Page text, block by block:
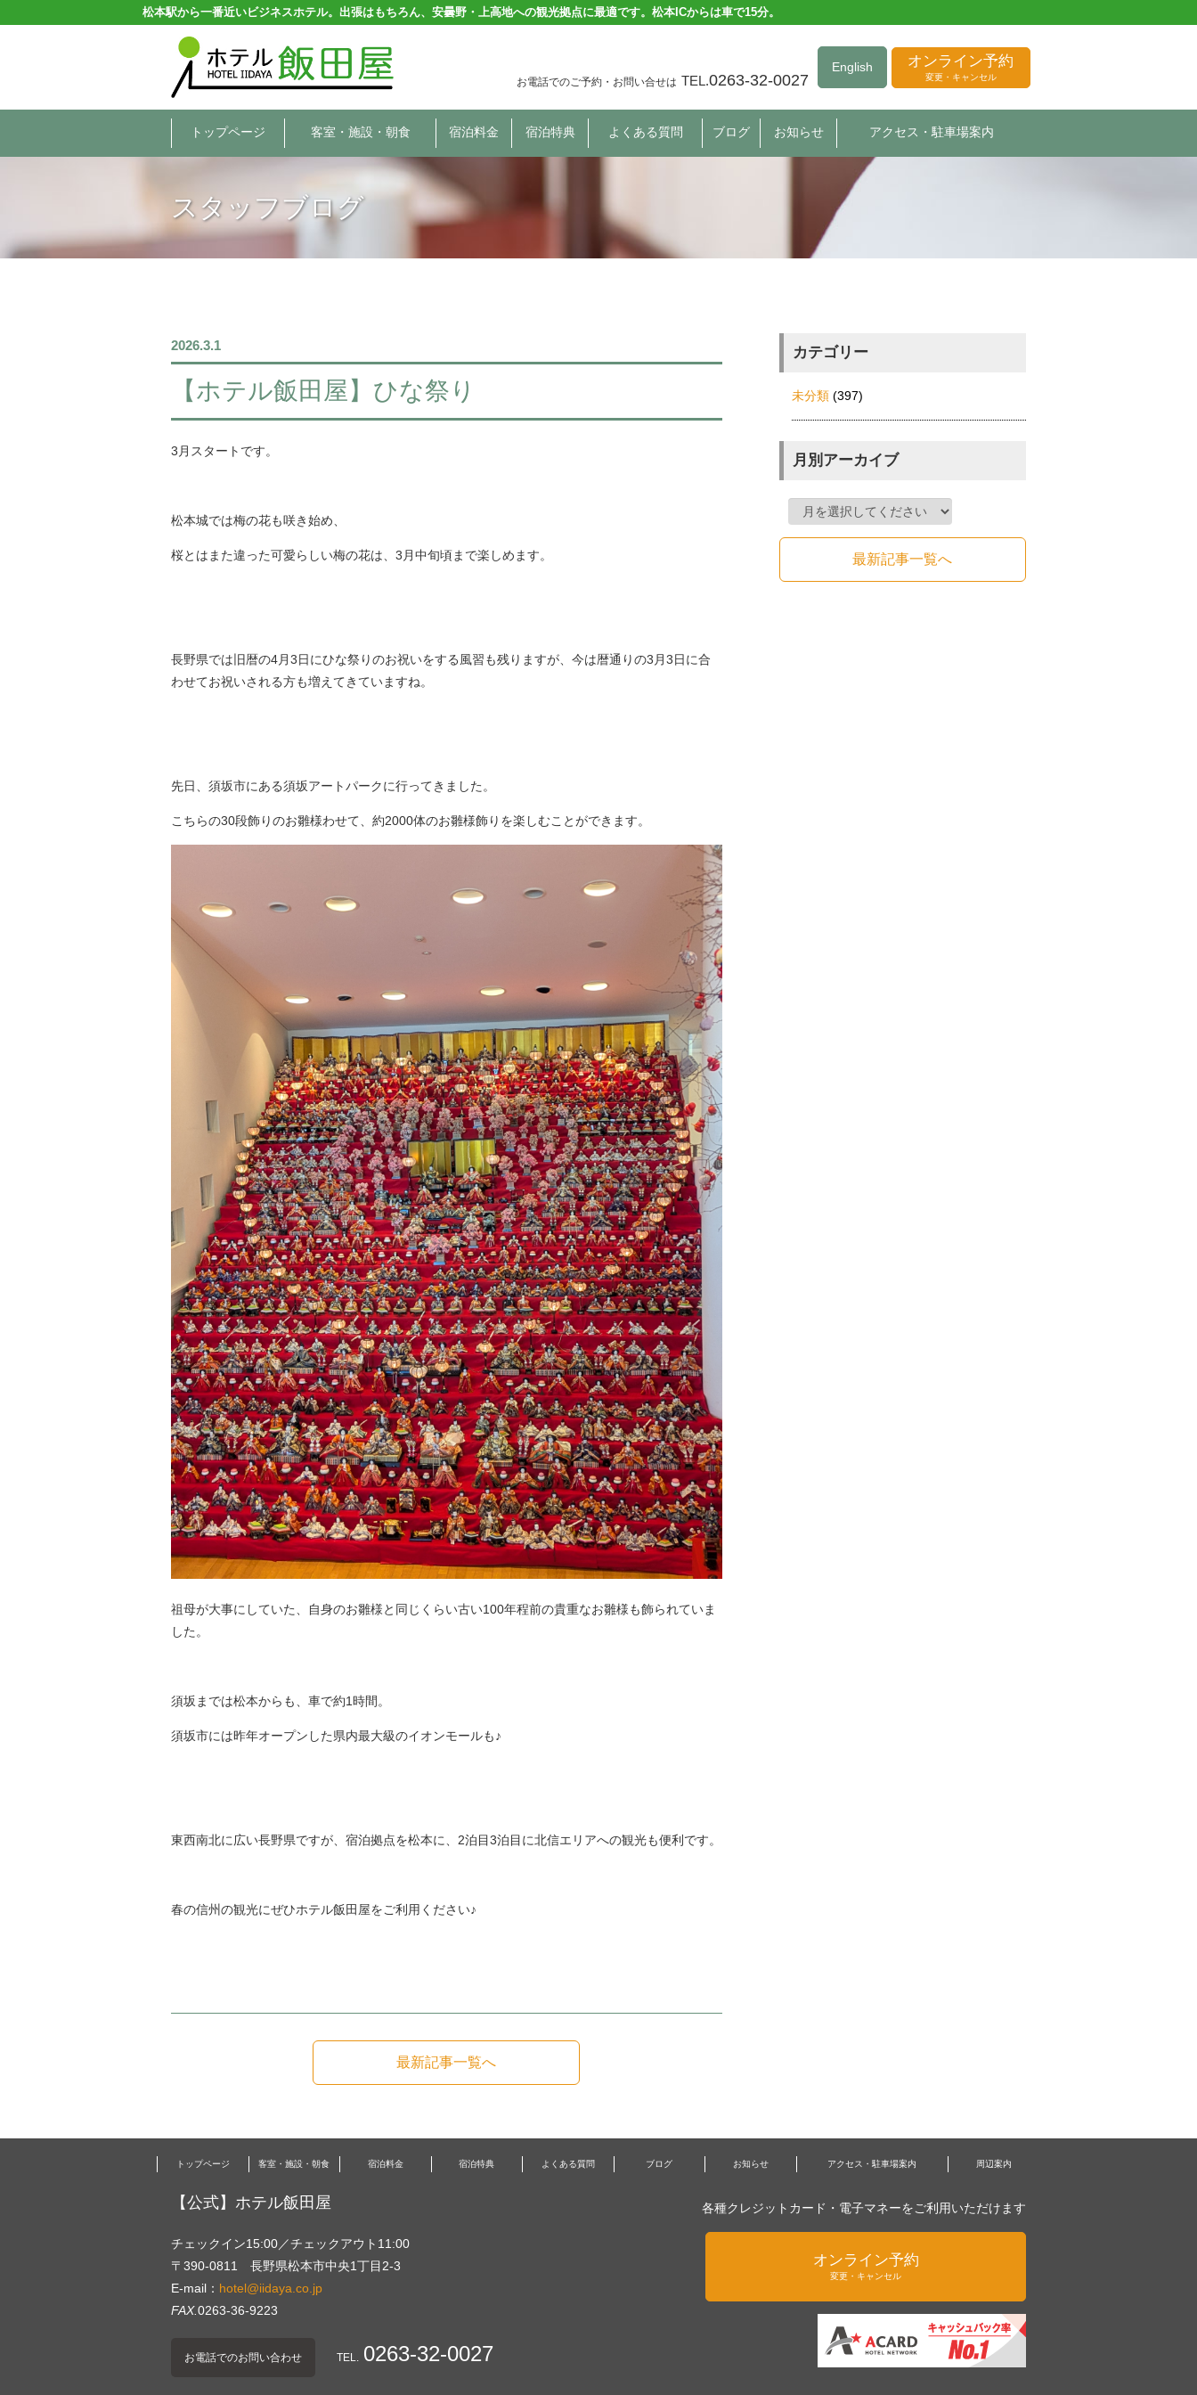
松本駅から一番近いビジネスホテル。出張はもちろん、安曇野・上高地への観光拠点に最適です。松本ICからは車で15分。
お電話でのご予約・お問い合せは TEL.0263-32-0027
English オンライン予約
変更・キャンセル
トップページ 客室・施設・朝食 宿泊料金 宿泊特典 よくある質問 ブログ お知らせ アクセス・駐車場案内
スタッフブログ
2026.3.1
【ホテル飯田屋】ひな祭り
3月スタートです。
松本城では梅の花も咲き始め、
桜とはまた違った可愛らしい梅の花は、3月中旬頃まで楽しめます。
長野県では旧暦の4月3日にひな祭りのお祝いをする風習も残りますが、今は暦通りの3月3日に合
わせてお祝いされる方も増えてきていますね。
先日、須坂市にある須坂アートパークに行ってきました。
こちらの30段飾りのお雛様わせて、約2000体のお雛様飾りを楽しむことができます。
祖母が大事にしていた、自身のお雛様と同じくらい古い100年程前の貴重なお雛様も飾られていま
した。
須坂までは松本からも、車で約1時間。
須坂市には昨年オープンした県内最大級のイオンモールも♪
東西南北に広い長野県ですが、宿泊拠点を松本に、2泊目3泊目に北信エリアへの観光も便利です。
春の信州の観光にぜひホテル飯田屋をご利用ください♪
最新記事一覧へ
カテゴリー
未分類(397)
月別アーカイブ
最新記事一覧へ
トップページ 客室・施設・朝食 宿泊料金 宿泊特典 よくある質問 ブログ お知らせ アクセス・駐車場案内 周辺案内
【公式】ホテル飯田屋
チェックイン15:00／チェックアウト11:00
〒390-0811 長野県松本市中央1丁目2-3
E-mail： hotel@iidaya.co.jp
FAX.0263-36-9223
お電話でのお問い合わせ TEL. 0263-32-0027
各種クレジットカード・電子マネーをご利用いただけます
オンライン予約
変更・キャンセル